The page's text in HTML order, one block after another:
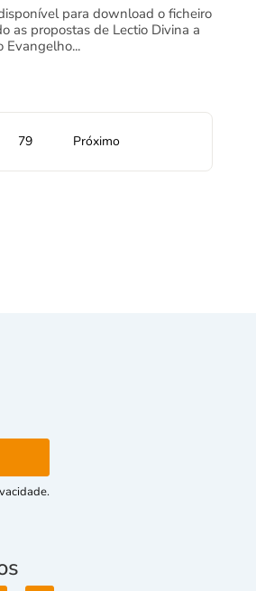
para download o ficheiro
as propostas de Lectio Divina a
Evangelho...
79 Próximo